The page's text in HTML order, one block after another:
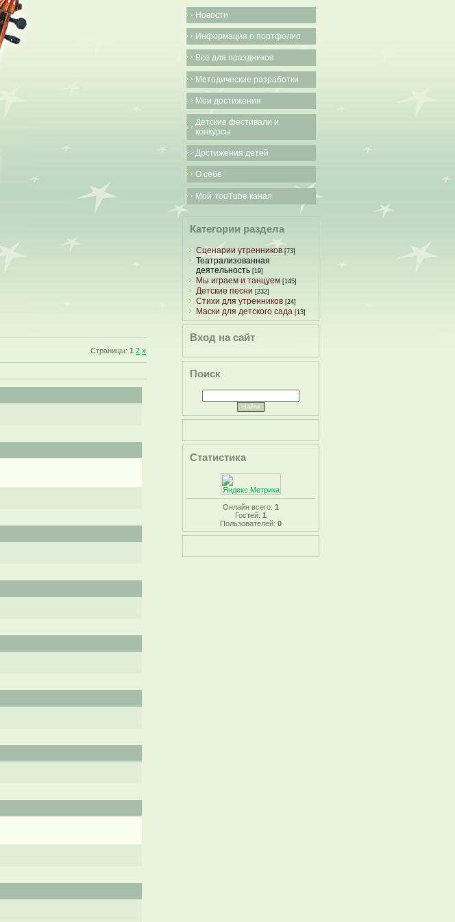
Страницы:1 2 »
Новости
Информация о портфолио
Все для праздников
Методические разработки
Мои достижения
Детские фестивали и
конкурсы
Достижения детей
О себе
Мой YouTube канал
Категории раздела
Сценарии утренников [73]
Театрализованная
деятельность [19]
Мы играем и танцуем [145]
Детские песни [232]
Стихи для утренников [24]
Маски для детского сада [13]
Вход на сайт
Поиск
Статистика
Онлайн всего: 1
Гостей: 1
Пользователей: 0